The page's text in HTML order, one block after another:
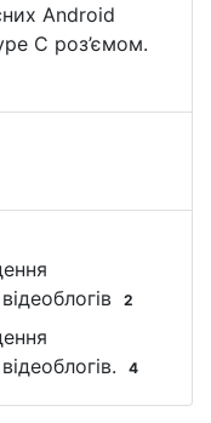
Android
C роз’ємом.
2
4